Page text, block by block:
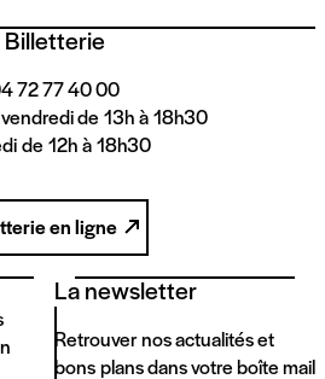
Billetterie
72 77 40 00
de 13h à 18h30
de 12h à 18h30
en ligne
La newsletter
Retrouver nos actualités et
bons plans dans votre boîte mail